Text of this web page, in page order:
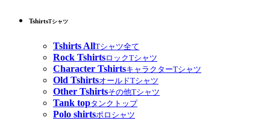
TshirtsTシャツ
Tshirts AllTシャツ全て
Rock TshirtsロックTシャツ
Character TshirtsキャラクターTシャツ
Old TshirtsオールドTシャツ
Other Tshirtsその他Tシャツ
Tank topタンクトップ
Polo shirtsポロシャツ